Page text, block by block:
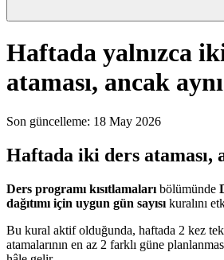
Haftada yalnızca
ataması, ancak
Son güncelleme: 18 May 2026
Haftada iki ders ataması,
Ders programı kısıtlamaları bölümünde
dağıtımı için uygun gün sayısı kuralını
Bu kural aktif olduğunda, haftada 2 kez
atamalarının en az 2 farklı güne